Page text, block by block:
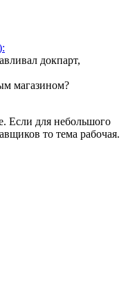
докпарт,
магазином?
Если для небольшого
то тема рабочая.